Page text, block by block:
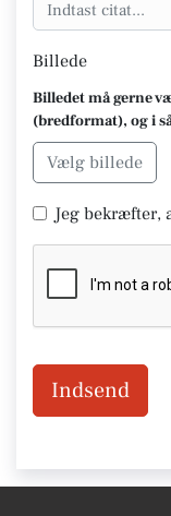
Billede
Billedet må gerne
(bredformat), og i
Vælg billede
Jeg bekræfter,
Indsend